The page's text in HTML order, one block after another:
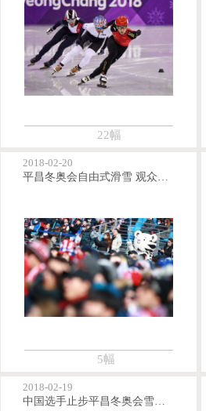
22幅
2018-02-20
平昌冬奥会自由式滑雪 观众踊跃观赛U型场地赛
5幅
2018-02-19
中国选手止步平昌冬奥会雪车男子双人第三轮